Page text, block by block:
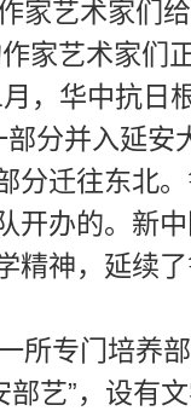
家艺术家们
家艺术家们
，华中抗日
分并入延安
分迁往东北
开办的。新
精神，延续
所专门培养
部艺”，设有